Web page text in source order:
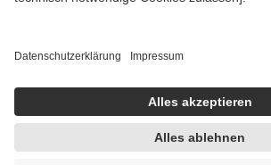
getroffen, um sicherzustellen, dass es sich um
https://help.etrusted.com/hc/de/articles/
Einige Bilder und Inhalte wurden unter